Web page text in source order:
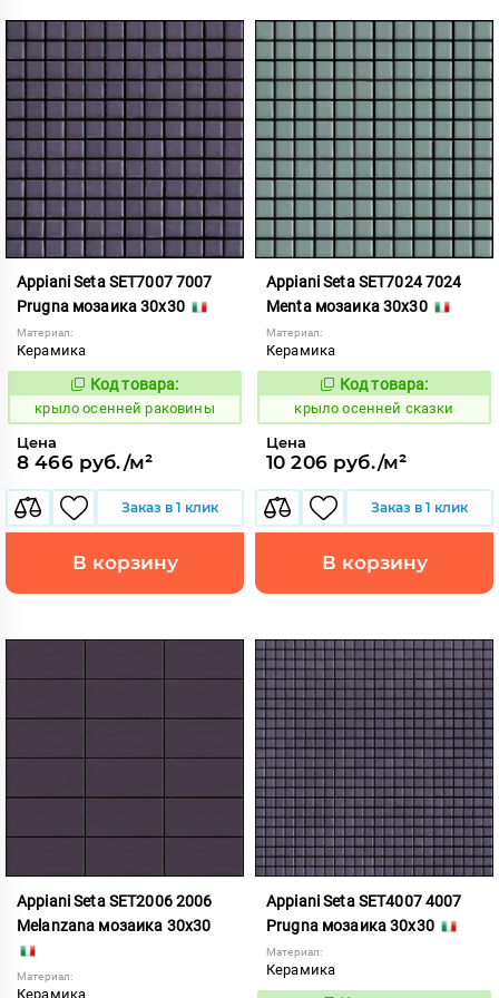
Appiani Seta SET7007 7007
Prugna мозаика 30x30
Материал:
Керамика
836578
Код товара:
крыло осенней раковины
Цена
8 466 руб./м²
Заказ в 1 клик
В корзину
Appiani Seta SET7024 7024
Menta мозаика 30x30
Материал:
Керамика
836590
Код товара:
крыло осенней сказки
Цена
10 206 руб./м²
Заказ в 1 клик
В корзину
Appiani Seta SET2006 2006
Melanzana мозаика 30x30
Материал:
Керамика
Appiani Seta SET4007 4007
Prugna мозаика 30x30
Материал:
Керамика